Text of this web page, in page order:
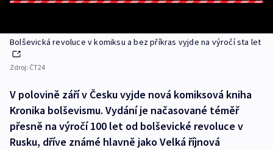
Bolševická revoluce v komiksu a bez příkras vyjde na výročí sta let
Zdroj: ČT24
V polovině září v Česku vyjde nová komiksová kniha
Kronika bolševismu. Vydání je načasované téměř
přesně na výročí 100 let od bolševické revoluce v
Rusku, dříve známé hlavně jako Velká říjnová